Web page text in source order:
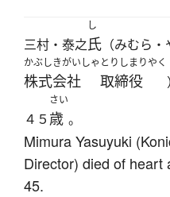
三村・泰之
し
氏 （みむら
かぶしきがいしゃ
株式会社
とりしまりやく
取締役 ）
４５
さい
歳 。
Mimura Yasuyuki
Director) died of heart
45.